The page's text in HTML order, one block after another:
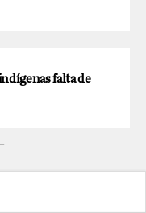
falta de